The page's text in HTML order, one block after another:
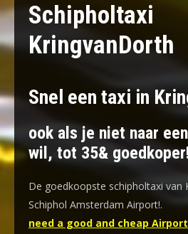
Schipholtaxi
KringvanDorth
Snel een taxi in
ook als je niet naar
wil, tot 35&
De goedkoopste schipholtaxi van
Schiphol Amsterdam Airport!.
need a good and cheap